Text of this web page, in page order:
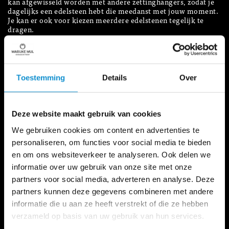
Toestemming Details Over
Deze website maakt gebruik van cookies
We gebruiken cookies om content en advertenties te
personaliseren, om functies voor social media te bieden
en om ons websiteverkeer te analyseren. Ook delen we
informatie over uw gebruik van onze site met onze
partners voor social media, adverteren en analyse. Deze
partners kunnen deze gegevens combineren met andere
informatie die u aan ze heeft verstrekt of die ze hebben
verzameld op basis van uw gebruik van hun services.
dagelijks een edelsteen hebt die meedanst met jouw moment.
Je kan er ook voor kiezen meerdere edelstenen tegelijk te
dragen.
Meer informatie
Bestellen? Ga naar marijkemul.shop
Toevoegen aan winkelmand vanaf -€
6.625
Let op: dit product heeft een langere levertijd. Neem
contact op over de levertijd
Deze 18 karaat witgouden oorhaken met diamant incrustratie